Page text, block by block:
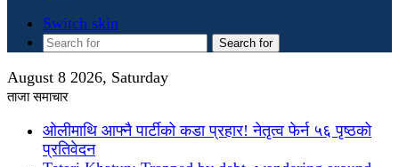
Switch skin
Search for
August 8 2026, Saturday
ताजा समाचार
ओलीमाथि आफ्नै पार्टीको कडा प्रहार! नेतृत्व फेर्न ५६ पृष्ठको
प्रतिवेदन